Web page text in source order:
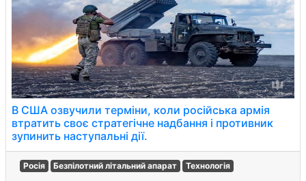
В США озвучили терміни, коли російська армія
втратить своє стратегічне надбання і противник
зупинить наступальні дії.
Росія Безпілотний літальний апарат Технологія